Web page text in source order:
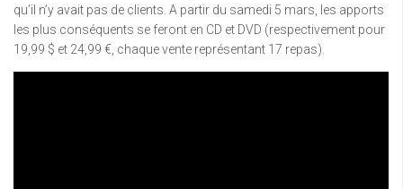
qu’il n’y avait pas de clients. A partir du samedi 5 mars, les apports
les plus conséquents se feront en CD et DVD (respectivement pour
19,99 $ et 24,99 €, chaque vente représentant 17 repas).